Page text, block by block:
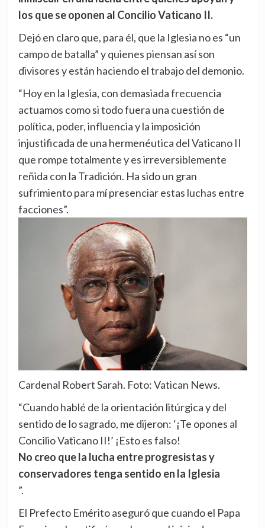
los que se oponen al Concilio Vaticano II.
Dejó en claro que, para él, que la Iglesia no es “un
campo de batalla” y quienes piensan así son
divisores y están haciendo el trabajo del demonio.
“Hoy en la Iglesia, con demasiada frecuencia
actuamos como si todo fuera una cuestión de
política, poder, influencia y la imposición
injustificada de una hermenéutica del Vaticano II
que rompe totalmente y es irreversiblemente
reñida con la Tradición. Ha sido un gran
sufrimiento para mí presenciar estas luchas entre
facciones”.
Cardenal Robert Sarah. Foto: Vatican News.
“Cuando hablé de la orientación litúrgica y del
sentido de lo sagrado, me dijeron: ‘¡Te opones al
Concilio Vaticano II!’ ¡Esto es falso!
No creo que la lucha entre progresistas y
conservadores tenga sentido en la Iglesia
”.
El Prefecto Emérito aseguró que cuando el Papa